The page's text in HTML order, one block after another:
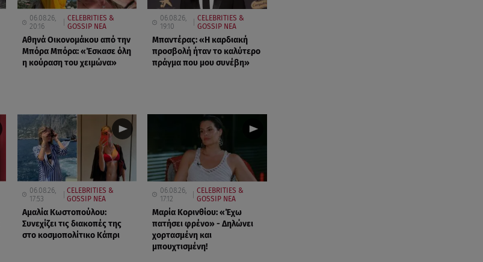
06.08.26,
20:16
CELEBRITIES &
GOSSIP ΝΕΑ
Αθηνά Οικονομάκου από την
Μπόρα Μπόρα: «Έσκασε όλη
η κούραση του χειμώνα»
06.08.26,
19:10
CELEBRITIES &
GOSSIP ΝΕΑ
Μπαντέρας: «Η καρδιακή
προσβολή ήταν το καλύτερο
πράγμα που μου συνέβη»
06.08.26,
17:53
CELEBRITIES &
GOSSIP ΝΕΑ
Αμαλία Κωστοπούλου:
Συνεχίζει τις διακοπές της
στο κοσμοπολίτικο Κάπρι
06.08.26,
17:12
CELEBRITIES &
GOSSIP ΝΕΑ
Μαρία Κορινθίου: «Έχω
πατήσει φρένο» - Δηλώνει
χορτασμένη και
μπουχτισμένη!